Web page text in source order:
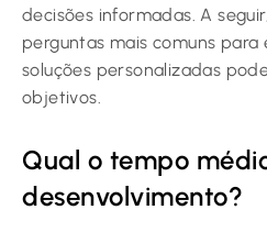
decisões informadas. A
perguntas mais comuns para
soluções personalizadas
objetivos.
Qual o tempo
desenvolvimento?